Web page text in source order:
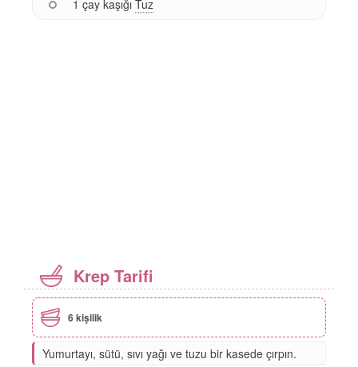
1 çay kaşığı Tuz
Krep Tarifi
6 kişilik
Yumurtayı, sütü, sıvı yağı ve tuzu bir kasede çırpın.